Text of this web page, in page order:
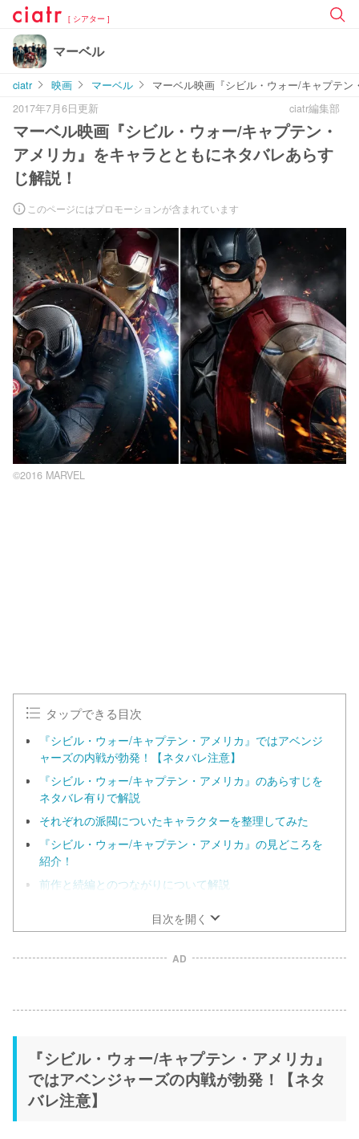
[ シアター ]
マーベル
ciatr 映画 マーベル
マーベル映画『シビル・ウォー/キャプテ
2017年7月6日更新
ciatr編集部
マーベル映画『シビル・ウォー/キャプテン・
アメリカ』をキャラとともにネタバレあらす
じ解説！
このページにはプロモーションが含まれています
©2016 MARVEL
タップできる目次
『シビル・ウォー/キャプテン・アメリカ』ではアベンジ
ャーズの内戦が勃発！【ネタバレ注意】
『シビル・ウォー/キャプテン・アメリカ』のあらすじを
ネタバレ有りで解説
それぞれの派閥についたキャラクターを整理してみた
『シビル・ウォー/キャプテン・アメリカ』の見どころを
紹介！
前作と続編とのつながりについて解説
目次を開く
AD
『シビル・ウォー/キャプテン・アメリカ』
ではアベンジャーズの内戦が勃発！【ネタ
バレ注意】